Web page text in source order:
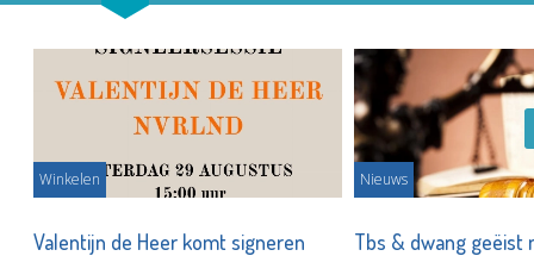
Winkelen
Valentijn de Heer komt signeren
Nieuws
Tbs & dwang geëist